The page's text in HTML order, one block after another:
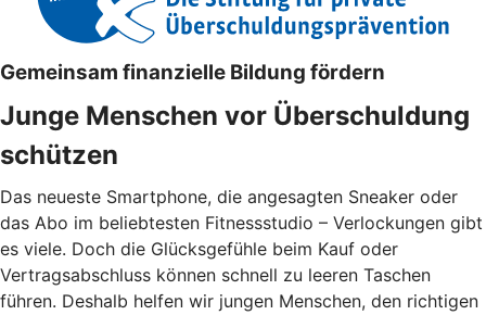
Gemeinsam finanzielle Bildung fördern
Junge Menschen vor Überschuldung
schützen
Das neueste Smartphone, die angesagten Sneaker oder
das Abo im beliebtesten Fitnessstudio – Verlockungen gibt
es viele. Doch die Glücksgefühle beim Kauf oder
Vertragsabschluss können schnell zu leeren Taschen
führen. Deshalb helfen wir jungen Menschen, den richtigen